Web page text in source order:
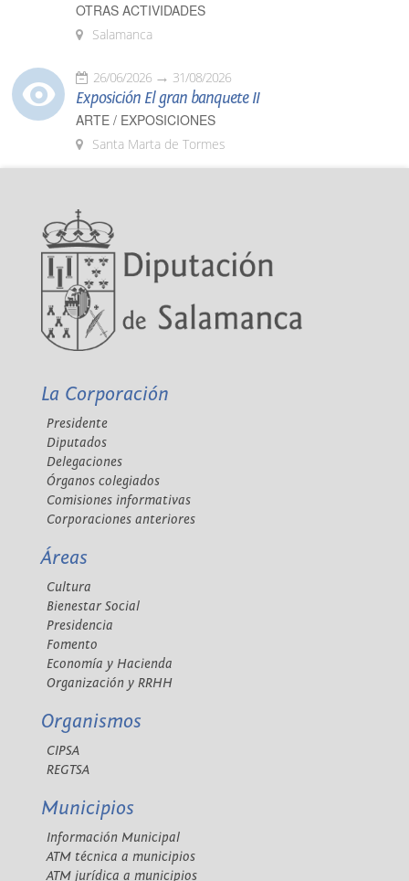
OTRAS ACTIVIDADES
Salamanca
26/06/2026 31/08/2026
Exposición El gran banquete II
ARTE / EXPOSICIONES
Santa Marta de Tormes
La Corporación
Presidente
Diputados
Delegaciones
Órganos colegiados
Comisiones informativas
Corporaciones anteriores
Áreas
Cultura
Bienestar Social
Presidencia
Fomento
Economía y Hacienda
Organización y RRHH
Organismos
CIPSA
REGTSA
Municipios
Información Municipal
ATM técnica a municipios
ATM jurídica a municipios